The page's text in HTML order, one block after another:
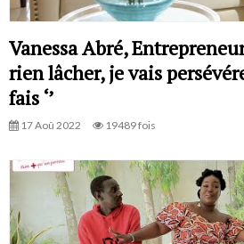
Vanessa Abré,
rien lâcher, je vais
fais ‘’
17 Aoû 2022 19489 fois